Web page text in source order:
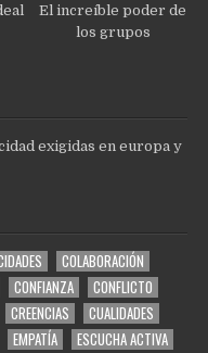
El increíble poder de
los grupos
exigidas en europa y
COLABORACIÓN
CONFIANZA
CONFLICTO
CREENCIAS
CUALIDADES
EMPATÍA
ESCUCHA ACTIVA